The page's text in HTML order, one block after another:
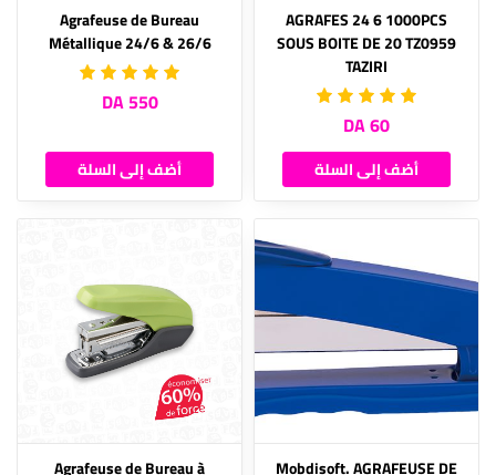
AGRAFES 24 6 1000PCS
SOUS BOITE DE 20 TZ0959
TAZIRI
60 DA
أضف إلى السلة
Agrafeuse de Bureau
Métallique 24/6 & 26/6
550 DA
أضف إلى السلة
Mobdisoft. AGRAFEUSE DE
Agrafeuse de Bureau à